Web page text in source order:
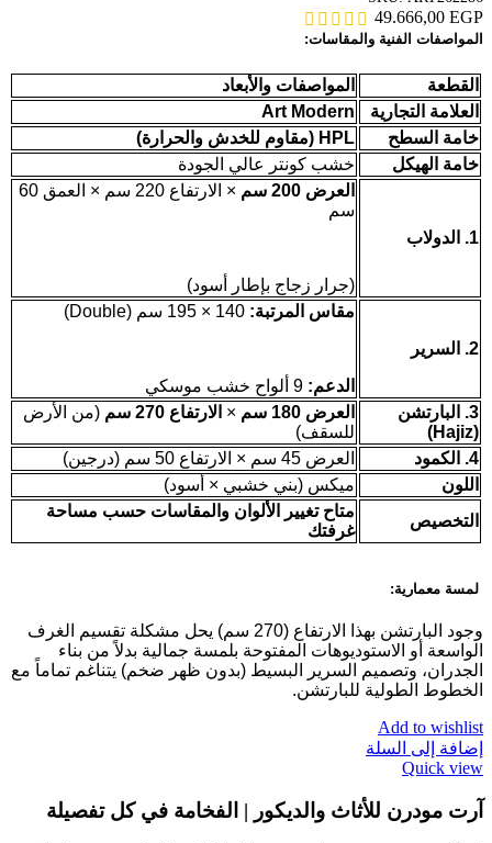
49.666,00 EGP
المواصفات الفنية والمقاسات:
القطعة
المواصفات والأبعاد
العلامة التجارية
Art Modern
خامة السطح
HPL (مقاوم للخدش والحرارة)
خامة الهيكل
خشب كونتر عالي الجودة
1. الدولاب
العرض 200 سم
× الارتفاع 220 سم × العمق 60
سم
(جرار زجاج بإطار أسود)
2. السرير
مقاس المرتبة:
الدعم:
3. البارتشن
(Hajiz)
العرض 180 سم × الارتفاع 270 سم
(من الأرض
للسقف)
4. الكمود
العرض 45 سم × الارتفاع 50 سم (درجين)
اللون
ميكس (بني خشبي × أسود)
التخصيص
متاح تغيير الألوان والمقاسات حسب مساحة
غرفتك
لمسة معمارية:
وجود البارتشن بهذا الارتفاع (270 سم) يحل مشكلة تقسيم الغرف
الواسعة أو الاستوديوهات المفتوحة بلمسة جمالية بدلاً من بناء
الجدران، وتصميم السرير البسيط (بدون ظهر ضخم) يتناغم تماماً مع
الخطوط الطولية للبارتشن.
Add to wishlist
إضافة إلى السلة
Quick view
آرت مودرن للأثاث والديكور | الفخامة في كل تفصيلة